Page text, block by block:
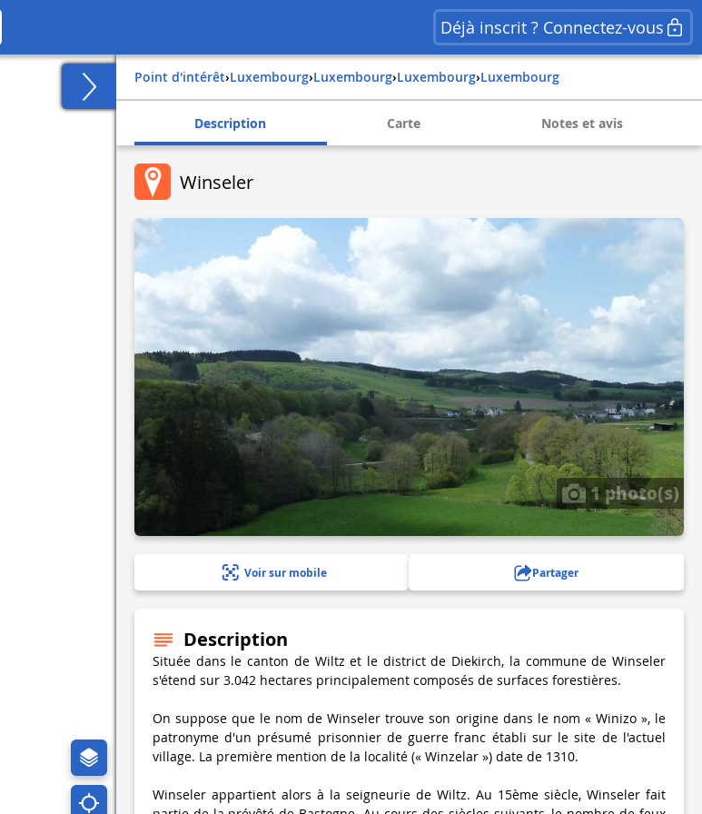
Déjà inscrit ? Connectez-vous
Point d'intérêt› luxembourg› luxembourg› luxembourg› luxembourg
Description Carte Notes et avis
Winseler
1 photo(s)
Voir sur mobile Partager
Description
Située dans le canton de Wiltz et le district de Diekirch, la commune de Winseler
s'étend sur 3.042 hectares principalement composés de surfaces forestières.
On suppose que le nom de Winseler trouve son origine dans le nom « Winizo », le
patronyme d'un présumé prisonnier de guerre franc établi sur le site de l'actuel
village. La première mention de la localité (« Winzelar ») date de 1310.
Winseler appartient alors à la seigneurie de Wiltz. Au 15ème siècle, Winseler fait